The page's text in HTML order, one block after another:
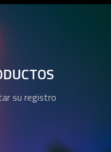
su registro